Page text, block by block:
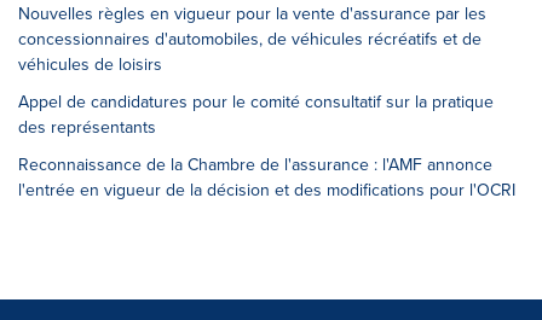
Nouvelles règles en vigueur pour la vente d'assurance par les
concessionnaires d'automobiles, de véhicules récréatifs et de
véhicules de loisirs
Appel de candidatures pour le comité consultatif sur la pratique
des représentants
Reconnaissance de la Chambre de l'assurance : l'AMF annonce
l'entrée en vigueur de la décision et des modifications pour l'OCRI